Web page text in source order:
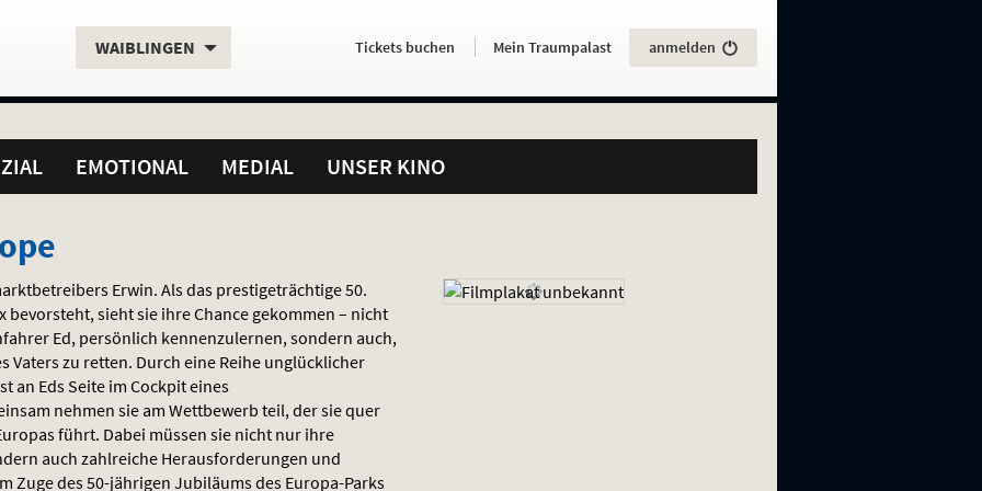
Aktueller
WAIBLINGEN Servicefunktionen
Aktuelles
HierTickets buchen . Mein Traumpalast anmelden
EMOTIONAL MEDIAL UNSER KINO
Erwin. Als das prestigeträchtige 50.
bevorsteht, sieht sie ihre Chance gekommen – nicht
Ed, persönlich kennenzulernen, sondern auch,
Vaters zu retten. Durch eine Reihe unglücklicher
an Eds Seite im Cockpit eines
nehmen sie am Wettbewerb teil, der sie quer
führt. Dabei müssen sie nicht nur ihre
auch zahlreiche Herausforderungen und
Zuge des 50-jährigen Jubiläums des Europa-Parks